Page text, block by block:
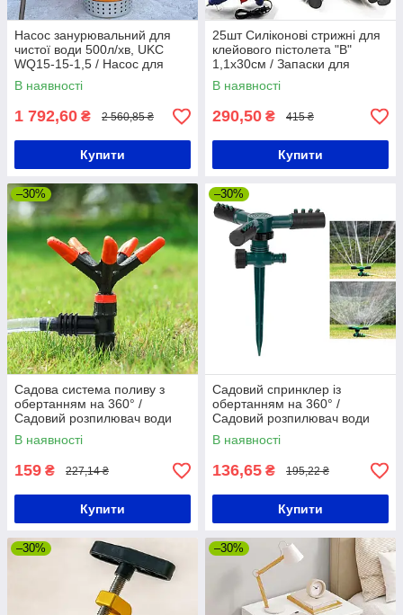
Насос занурювальний для
чистої води 500л/хв, UKC
WQ15-15-1,5 / Насос для
води / Дренажний насос /
Водяний насос
В наявності
1 792,60 ₴ 2 560,85 ₴
Купити
25шт Силіконові стрижні для
клейового пістолета "B"
1,1х30см / Запаски для
термопістолета / Стрижні
клейові
В наявності
290,50 ₴ 415 ₴
Купити
–30%
Садова система поливу з
обертанням на 360° /
Садовий розпилювач води
для газону / Садовий
спринклер
В наявності
159 ₴ 227,14 ₴
Купити
–30%
Садовий спринклер із
обертанням на 360° /
Садовий розпилювач води
для газону / Поливалка для
городу
В наявності
136,65 ₴ 195,22 ₴
Купити
–30% –30%